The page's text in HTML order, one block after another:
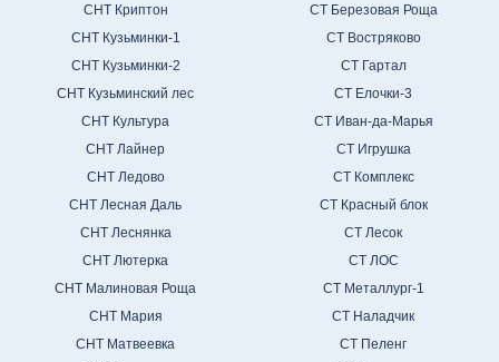
СНТ Криптон
СНТ Кузьминки-1
СНТ Кузьминки-2
СНТ Кузьминский лес
СНТ Культура
СНТ Лайнер
СНТ Ледово
СНТ Лесная Даль
СНТ Леснянка
СНТ Лютерка
СНТ Малиновая Роща
СНТ Мария
СНТ Матвеевка
СТ Березовая Роща
СТ Востряково
СТ Гартал
СТ Елочки-3
СТ Иван-да-Марья
СТ Игрушка
СТ Комплекс
СТ Красный блок
СТ Лесок
СТ ЛОС
СТ Металлург-1
СТ Наладчик
СТ Пеленг